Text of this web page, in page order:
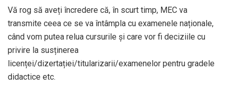
Vă rog să aveți încredere că, în scurt timp, MEC va
transmite ceea ce se va întâmpla cu examenele naționale,
când vom putea relua cursurile și care vor fi deciziile cu
privire la susținerea
licenței/dizertației/titularizarii/examenelor pentru gradele
didactice etc.